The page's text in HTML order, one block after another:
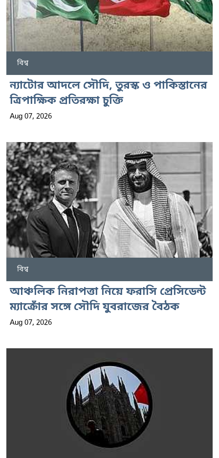
বিশ্ব
ন্যাটোর আদলে সৌদি, তুরস্ক ও পাকিস্তানের
ত্রিপাক্ষিক প্রতিরক্ষা চুক্তি
Aug 07, 2026
বিশ্ব
আঞ্চলিক নিরাপত্তা নিয়ে ফরাসি প্রেসিডেন্ট
ম্যাক্রোঁর সঙ্গে সৌদি যুবরাজের বৈঠক
Aug 07, 2026